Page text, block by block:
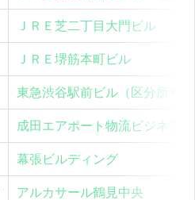
ＪＲＥ芝二丁目大門ビル
ＪＲＥ堺筋本町ビル
東急渋谷駅前ビル（区分所有
成田エアポート物流ビジネス
幕張ビルディング
アルカサール鶴見中央